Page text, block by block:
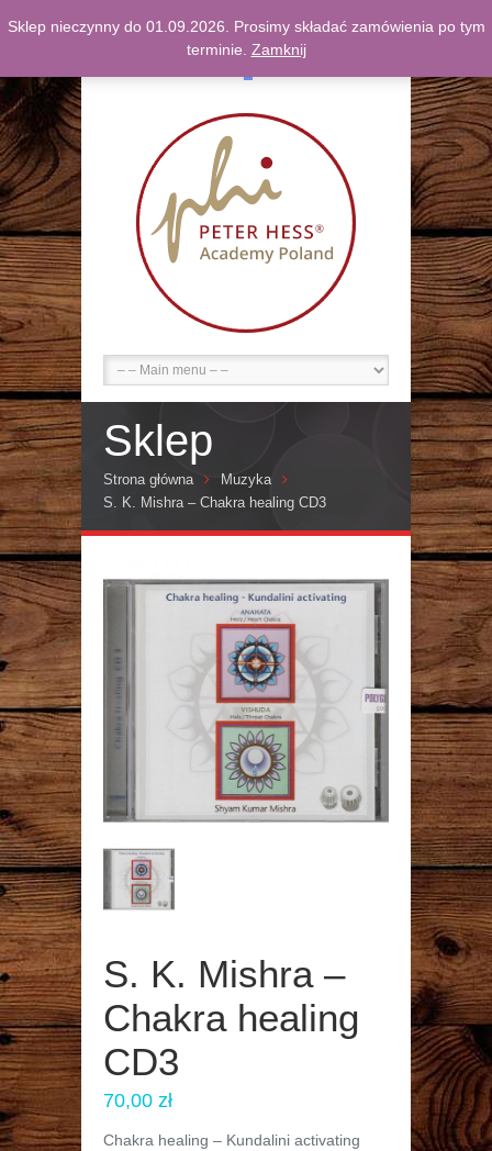
F
Sklep
Strona główna
Muzyka
S. K. Mishra – Chakra healing CD3
S. K. Mishra –
Chakra healing
CD3
70,00 zł
Chakra healing – Kundalini activating
Sklep nieczynny do 01.09.2026. Prosimy składać zamówienia po tym
terminie. Zamknij